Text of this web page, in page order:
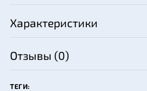
Характеристики
Отзывы (0)
ТЕГИ: